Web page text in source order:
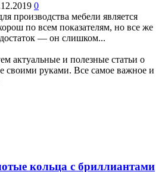
0
производства мебели является
по всем показателям, но все же
— он слишком...
актуальные и полезные статьи о
своими руками. Все самое важное и
кольца с бриллиантами